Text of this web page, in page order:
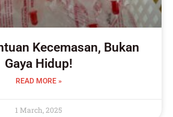
Kecemasan, Bukan
Gaya Hidup!
READ MORE »
1 March, 2025